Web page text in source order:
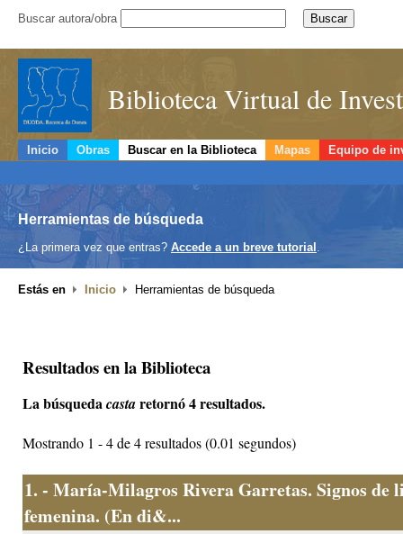
Buscar autora/obra
Biblioteca Virtual de
Inicio Obras Buscar en la Biblioteca Mapas Equipo de
Herramientas de búsqueda
¿La primera vez que entras? Accede a un breve tutorial .
Estás en Inicio Herramientas de búsqueda
Resultados en la Biblioteca
La búsquedacastaretornó 4 resultados.
Mostrando 1 - 4 de 4 resultados (0.01 segundos)
1. - María-Milagros Rivera Garretas. Signos de
femenina. (En di&...